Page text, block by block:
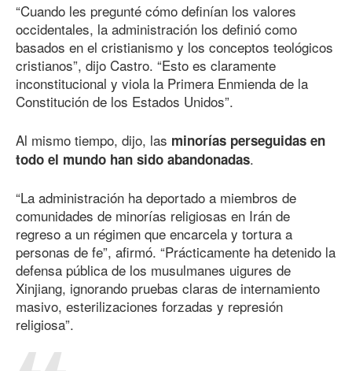
“Cuando les pregunté cómo definían los valores
occidentales, la administración los definió como
basados en el cristianismo y los conceptos teológicos
cristianos”, dijo Castro. “Esto es claramente
inconstitucional y viola la Primera Enmienda de la
Constitución de los Estados Unidos”.
Al mismo tiempo, dijo, las minorías perseguidas en
todo el mundo han sido abandonadas.
“La administración ha deportado a miembros de
comunidades de minorías religiosas en Irán de
regreso a un régimen que encarcela y tortura a
personas de fe”, afirmó. “Prácticamente ha detenido la
defensa pública de los musulmanes uigures de
Xinjiang, ignorando pruebas claras de internamiento
masivo, esterilizaciones forzadas y represión
religiosa”.